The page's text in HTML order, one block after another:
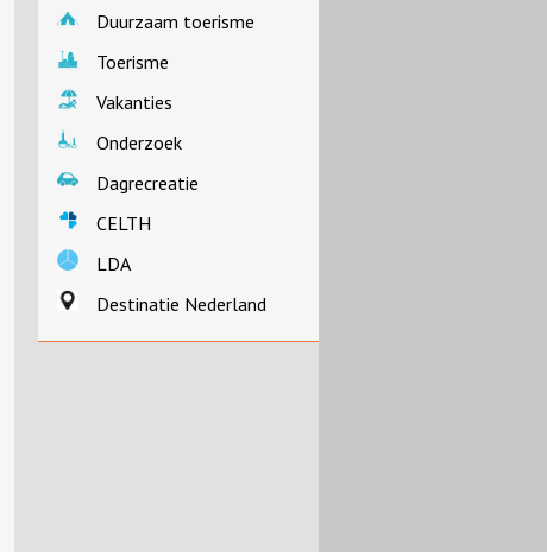
Duurzaam toerisme
Toerisme
Vakanties
Onderzoek
Dagrecreatie
CELTH
LDA
Destinatie Nederland